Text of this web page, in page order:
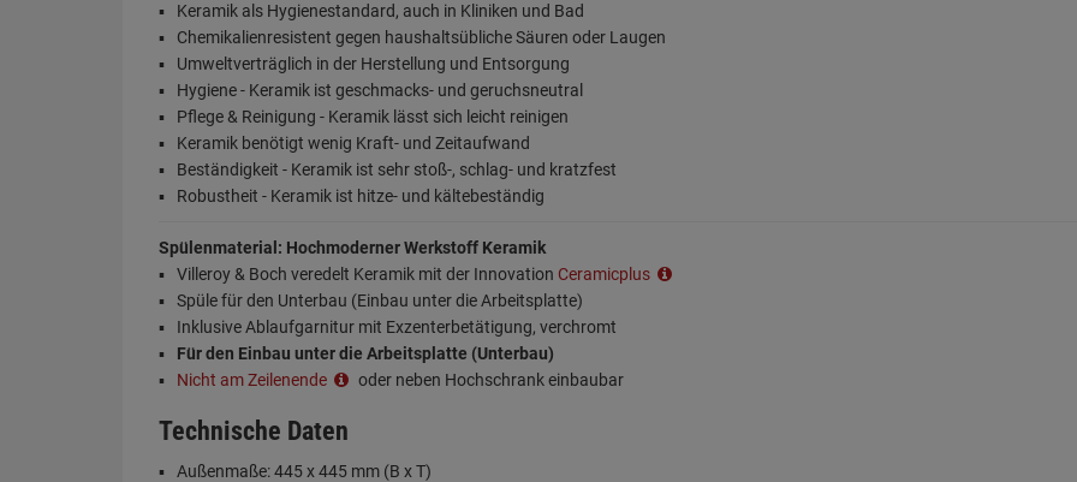
Keramik als Hygienestandard, auch in Kliniken und Bad
Chemikalienresistent gegen haushaltsübliche Säuren oder Laugen
Umweltverträglich in der Herstellung und Entsorgung
Hygiene - Keramik ist geschmacks- und geruchsneutral
Pflege & Reinigung - Keramik lässt sich leicht reinigen
Keramik benötigt wenig Kraft- und Zeitaufwand
Beständigkeit - Keramik ist sehr stoß-, schlag- und kratzfest
Robustheit - Keramik ist hitze- und kältebeständig
Spülenmaterial: Hochmoderner Werkstoff Keramik
Villeroy & Boch veredelt Keramik mit der Innovation Ceramicplus
Spüle für den Unterbau (Einbau unter die Arbeitsplatte)
Inklusive Ablaufgarnitur mit Exzenterbetätigung, verchromt
Für den Einbau unter die Arbeitsplatte (Unterbau)
Nicht am Zeilenende
oder neben Hochschrank einbaubar
Technische Daten
Außenmaße: 445 x 445 mm (B x T)